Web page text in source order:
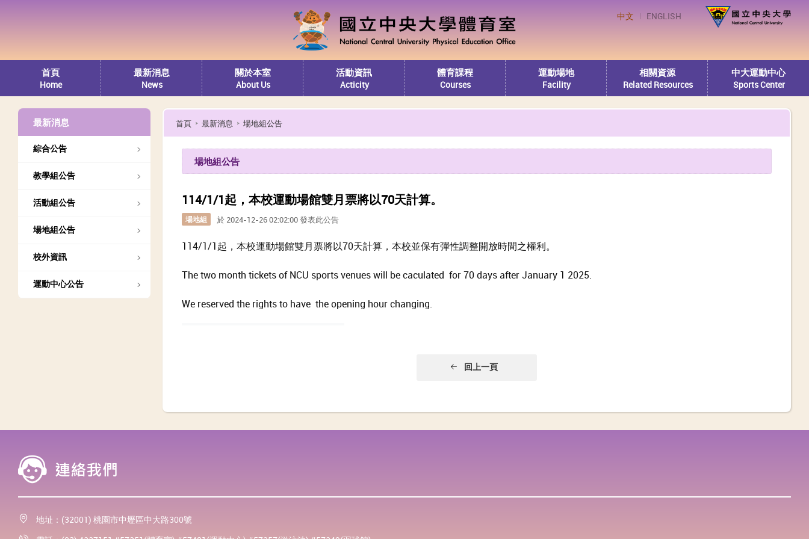
中文 ENGLISH
首頁
Home
最新消息
News
關於本室
About Us
活動資訊
Acticity
體育課程
Courses
運動場地
Facility
相關資源
Related Resources
中大運動中心
Sports Center
最新消息
綜合公告
教學組公告
活動組公告
場地組公告
校外資訊
運動中心公告
首頁 最新消息 場地組公告
場地組公告
114/1/1起，本校運動場館雙月票將以70天計算。
場地組 於 2024-12-26 02:02:00 發表此公告
114/1/1起，本校運動場館雙月票將以70天計算，本校並保有彈性調整開放時間之權利。
The two month tickets of NCU sports venues will be caculated for 70 days after January 1 2025.
We reserved the rights to have the opening hour changing.
回上一頁
地址：(32001) 桃園市中壢區中大路300號